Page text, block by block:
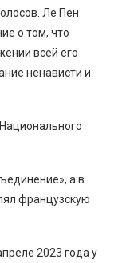
Ле Пен
о том, что
всей его
ненависти и
а в
французскую
2023 года у